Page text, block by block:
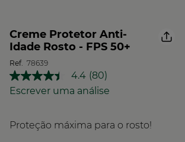
Creme Protetor Anti-
Idade Rosto - FPS 50+
Ref. 78639
4.4 Leu
80
a
(80)
Escrever uma análise
Proteção máxima para o rosto!